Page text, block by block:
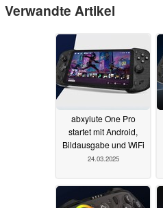
Verwandte Artikel
abxylute One Pro
startet mit Android,
Bildausgabe und WiFi
24.03.2025